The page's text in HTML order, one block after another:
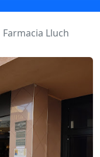
Farmacia Lluch